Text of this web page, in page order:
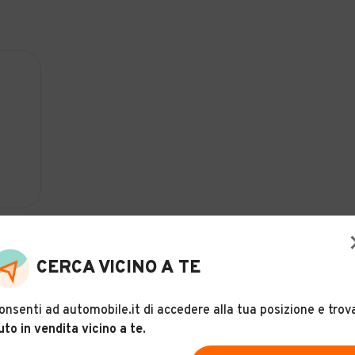
CERCA VICINO A TE
ad automobile.it di accedere alla tua posizione e
in vendita vicino a te.